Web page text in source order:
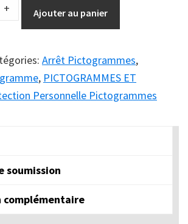
+ Ajouter au panier
Arrêt Pictogrammes,
, PICTOGRAMMES ET
Personnelle Pictogrammes
soumission